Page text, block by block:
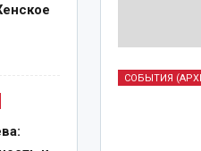
СОБЫТИЯ
Павел Дуров объявлен